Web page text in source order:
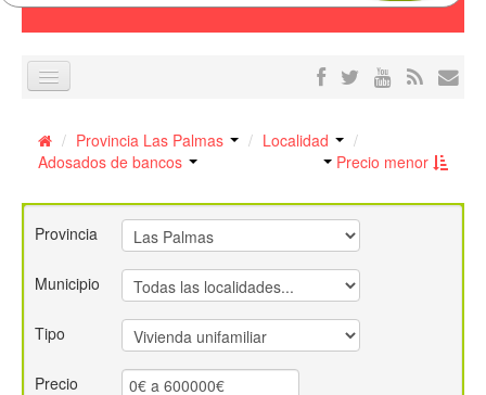
Estadísticas Pisos
Preguntas frecuentes
Blog
Contacto
/ Provincia Las Palmas / Localidad
/
Adosados de bancos
Precio menor
Provincia
Municipio
Tipo
Precio